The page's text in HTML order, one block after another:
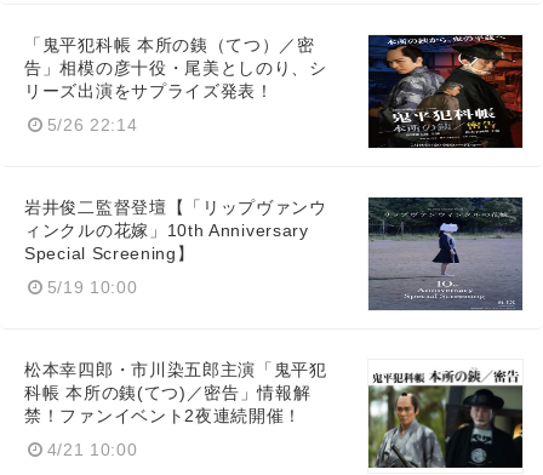
「鬼平犯科帳 本所の銕（てつ）／密
告」相模の彦十役・尾美としのり、シ
リーズ出演をサプライズ発表！
5/26 22:14
岩井俊二監督登壇【「リップヴァンウ
ィンクルの花嫁」10th Anniversary
Special Screening】
5/19 10:00
松本幸四郎・市川染五郎主演「鬼平犯
科帳 本所の銕(てつ)／密告」情報解
禁！ファンイベント2夜連続開催！
4/21 10:00